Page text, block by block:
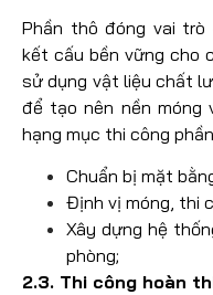
Phần thô đóng vai trò
kết cấu bền vững cho
sử dụng vật liệu chất
để tạo nên nền móng
hạng mục thi công
Chuẩn bị mặt
Định vị móng, thi
Xây dựng hệ
phòng;
2.3. Thi công hoàn